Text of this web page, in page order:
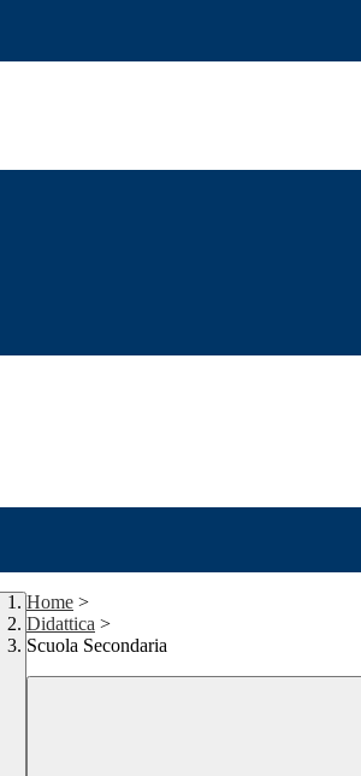
Home >
Didattica >
Scuola Secondaria